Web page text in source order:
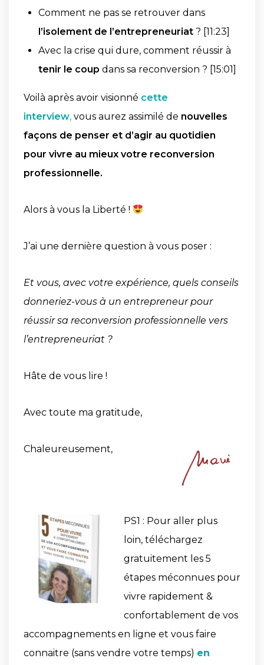
Comment ne pas se retrouver dans
l’isolement de l’entrepreneuriat ? [11:23]
Avec la crise qui dure, comment réussir à
tenir le coup dans sa reconversion ? [15:01]
Voilà après avoir visionné cette
interview, vous aurez assimilé de nouvelles
façons de penser et d’agir au quotidien
pour vivre au mieux votre reconversion
professionnelle.
Alors à vous la Liberté !
J’ai une dernière question à vous poser :
Et vous, avec votre expérience, quels conseils
donneriez-vous à un entrepreneur pour
réussir sa reconversion professionnelle vers
l’entrepreneuriat ?
Hâte de vous lire !
Avec toute ma gratitude,
Chaleureusement,
PS1 : Pour aller plus
loin, téléchargez
gratuitement les 5
étapes méconnues pour
vivre rapidement &
confortablement de vos
accompagnements en ligne et vous faire
connaitre (sans vendre votre temps) en